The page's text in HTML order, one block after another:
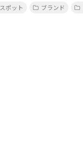
スポット ブランド